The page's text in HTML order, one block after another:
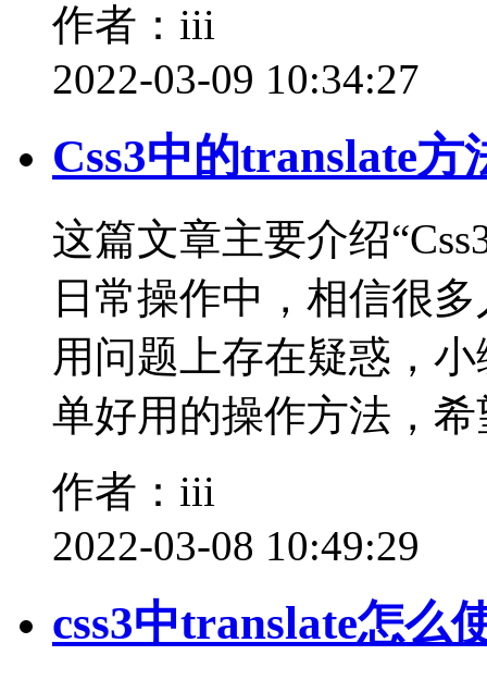
作者：iii
2022-03-09 10:34:27
Css3中的translate方
这篇文章主要介绍
日常操作中，相信很多
用问题上存在疑惑，
单好用的操作方法，
作者：iii
2022-03-08 10:49:29
css3中translate怎么